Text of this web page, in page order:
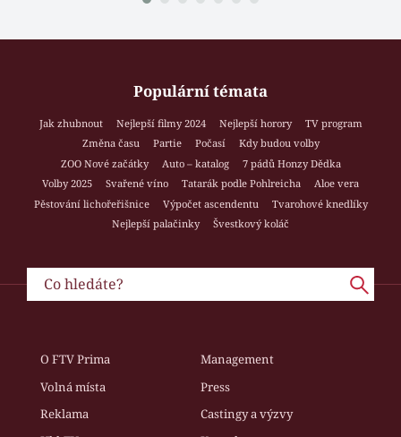
Populární témata
Jak zhubnout Nejlepší filmy 2024 Nejlepší horory
TV program
Změna času
Partie Počasí
Kdy budou volby
ZOO Nové začátky
Auto – katalog
7 pádů Honzy Dědka
Volby 2025
Svařené víno Tatarák podle Pohlreicha
Aloe vera
Pěstování lichořeřišnice
Výpočet ascendentu
Tvarohové knedlíky
Nejlepší palačinky
Švestkový koláč
O FTV Prima
Management
Volná místa
Press
Reklama
Castingy a výzvy